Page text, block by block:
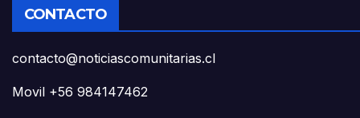
CONTACTO
contacto@noticiascomunitarias.cl
Movil +56 984147462